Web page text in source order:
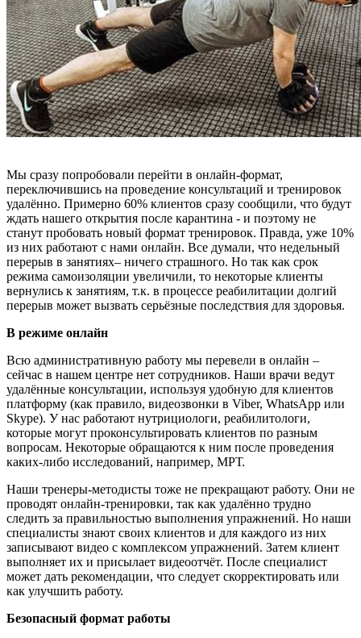
Мы сразу попробовали перейти в онлайн-формат,
переключившись на проведение консультаций и тренировок
удалённо. Примерно 60% клиентов сразу сообщили, что будут
ждать нашего открытия после карантина - и поэтому не
станут пробовать новый формат тренировок. Правда, уже 10%
из них работают с нами онлайн. Все думали, что недельный
перерыв в занятиях– ничего страшного. Но так как срок
режима самоизоляции увеличили, то некоторые клиенты
вернулись к занятиям, т.к. в процессе реабилитации долгий
перерыв может вызвать серьёзные последствия для здоровья.
В режиме онлайн
Всю административную работу мы перевели в онлайн –
сейчас в нашем центре нет сотрудников. Наши врачи ведут
удалённые консультации, используя удобную для клиентов
платформу (как правило, видеозвонки в Viber, WhatsApp или
Skype). У нас работают нутрициологи, реабилитологи,
которые могут проконсультировать клиентов по разным
вопросам. Некоторые обращаются к ним после проведения
каких-либо исследований, например, МРТ.
Наши тренеры-методисты тоже не прекращают работу. Они не
проводят онлайн-тренировки, так как удалённо трудно
следить за правильностью выполнения упражнений. Но наши
специалисты знают своих клиентов и для каждого из них
записывают видео с комплексом упражнений. Затем клиент
выполняет их и присылает видеоотчёт. После специалист
может дать рекомендации, что следует скорректировать или
как улучшить работу.
Безопасный формат работы